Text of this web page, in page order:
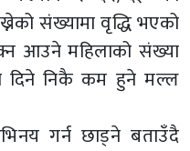
संख्यामा वृद्धि भएको
आउने महिलाको संख्या
दिने निकै कम हुने मल्ल
गर्न छाड्ने बताउँदै